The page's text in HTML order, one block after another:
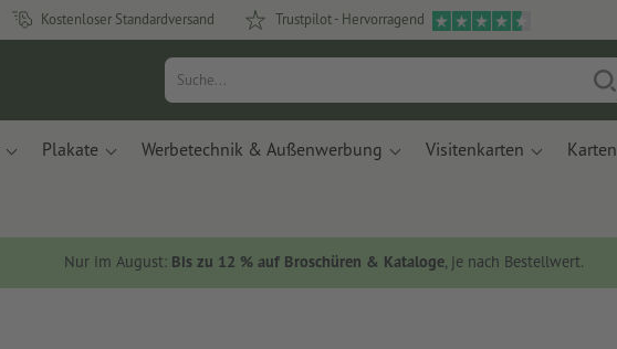
Kostenloser Standardversand Trustpilot - Hervorragend
Plakate Werbetechnik & Außenwerbung Visitenkarten Karten
Nur im August: Bis zu 12 % auf Broschüren & Kataloge, je nach Bestellwert.